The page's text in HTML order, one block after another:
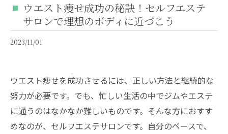
ウエスト痩せ成功の秘訣！セルフエステ
サロンで理想のボディに近づこう
2023/11/01
ウエスト痩せを成功させるには、正しい方法と継続的な
努力が必要です。でも、忙しい生活の中でジムやエステ
に通うのはなかなか難しいものです。そんな方におすす
めなのが、セルフエステサロンです。自分のペースで、